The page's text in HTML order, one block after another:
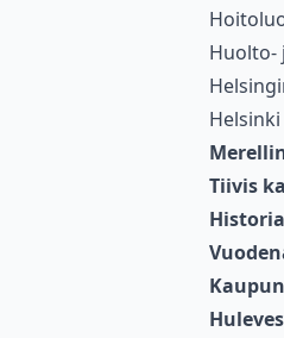
Huolto-
Tiivis